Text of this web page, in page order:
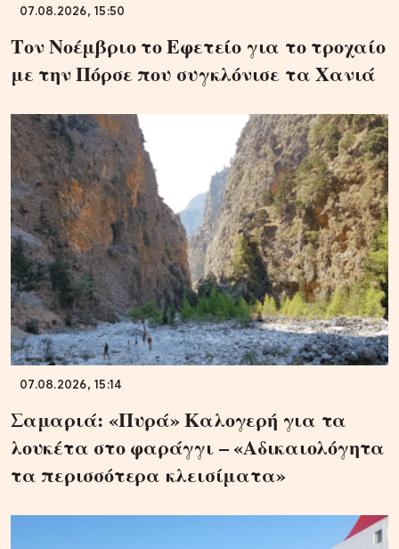
07.08.2026, 15:50
Τον Νοέμβριο το Εφετείο για το τροχαίο
με την Πόρσε που συγκλόνισε τα Χανιά
07.08.2026, 15:14
Σαμαριά: «Πυρά» Καλογερή για τα
λουκέτα στο φαράγγι – «Αδικαιολόγητα
τα περισσότερα κλεισίματα»